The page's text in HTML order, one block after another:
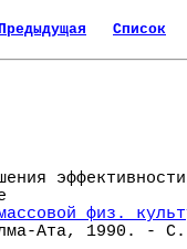
Список
эффективности
физ.
Ата, 1990. - С.